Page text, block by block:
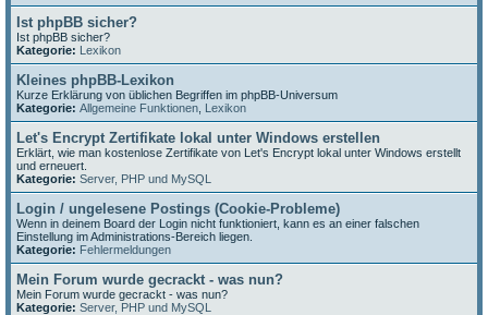
Ist phpBB sicher?
Ist phpBB sicher?
Kategorie: Lexikon
Kleines phpBB-Lexikon
Kurze Erklärung von üblichen Begriffen im phpBB-Universum
Kategorie: Allgemeine Funktionen Lexikon
Let's Encrypt Zertifikate lokal unter Windows erstellen
Erklärt, wie man kostenlose Zertifikate von Let's Encrypt lokal unter Windows erstellt
und erneuert.
Kategorie: Server, PHP und MySQL
Login / ungelesene Postings (Cookie-Probleme)
Wenn in deinem Board der Login nicht funktioniert, kann es an einer falschen
Einstellung im Administrations-Bereich liegen.
Kategorie: Fehlermeldungen
Mein Forum wurde gecrackt - was nun?
Mein Forum wurde gecrackt - was nun?
Kategorie: Server, PHP und MySQL